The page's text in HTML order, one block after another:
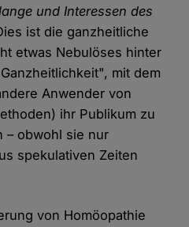
und Interessen des
ist die ganzheitliche
etwas Nebulöses hinter
mit dem
Anwender von
ihr Publikum zu
– obwohl sie nur
spekulativen Zeiten
von Homöopathie